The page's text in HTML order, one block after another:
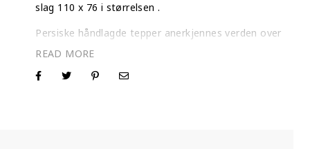
slag 110 x 76 i størrelsen .
Persiske håndlagde tepper anerkjennes verden over
som de beste teppene som noensinne er
produsert. Vårt utvalg av individuelt utvalgte tepper
inspiseres en etter en og gjennomgår en intens dyp